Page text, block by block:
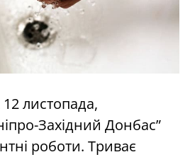
листопада,
Західний Донбас”
роботи. Триває